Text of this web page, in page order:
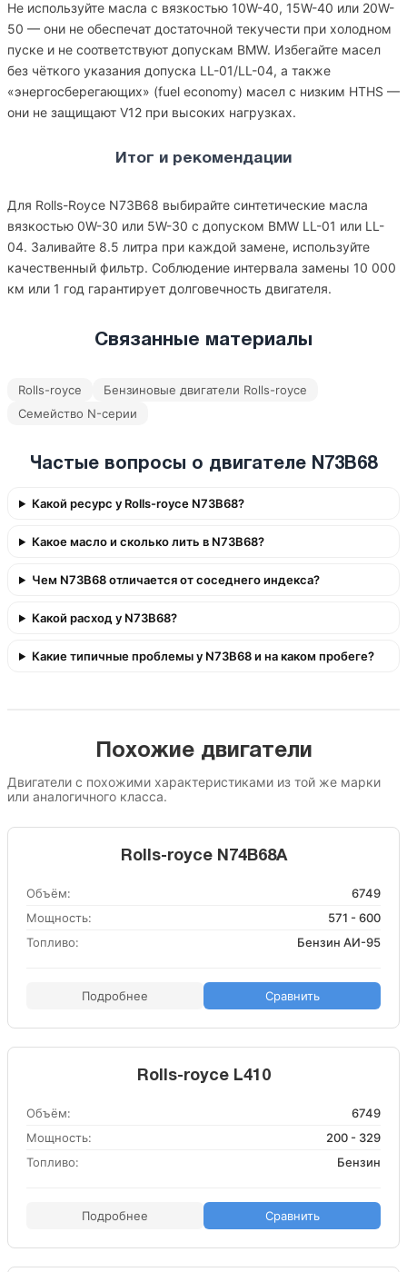
Не используйте масла с вязкостью 10W-40, 15W-40 или 20W-
50 — они не обеспечат достаточной текучести при холодном
пуске и не соответствуют допускам BMW. Избегайте масел
без чёткого указания допуска LL-01/LL-04, а также
«энергосберегающих» (fuel economy) масел с низким HTHS —
они не защищают V12 при высоких нагрузках.
Итог и рекомендации
Для Rolls-Royce N73B68 выбирайте синтетические масла
вязкостью 0W-30 или 5W-30 с допуском BMW LL-01 или LL-
04. Заливайте 8.5 литра при каждой замене, используйте
качественный фильтр. Соблюдение интервала замены 10 000
км или 1 год гарантирует долговечность двигателя.
Связанные материалы
Rolls-royce
Бензиновые двигатели Rolls-royce
Семейство N-серии
Частые вопросы о двигателе N73B68
Какой ресурс у Rolls-royce N73B68?
Какое масло и сколько лить в N73B68?
Чем N73B68 отличается от соседнего индекса?
Какой расход у N73B68?
Какие типичные проблемы у N73B68 и на каком пробеге?
Похожие двигатели
Двигатели с похожими характеристиками из той же марки
или аналогичного класса.
Rolls-royce N74B68A
Объём:
6749
Мощность:
571 - 600
Топливо:
Бензин АИ-95
Подробнее Сравнить
Rolls-royce L410
Объём:
6749
Мощность:
200 - 329
Топливо:
Бензин
Подробнее Сравнить